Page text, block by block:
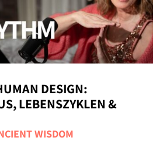
DESIGN:
LEBENSZYKLEN &
WISDOM